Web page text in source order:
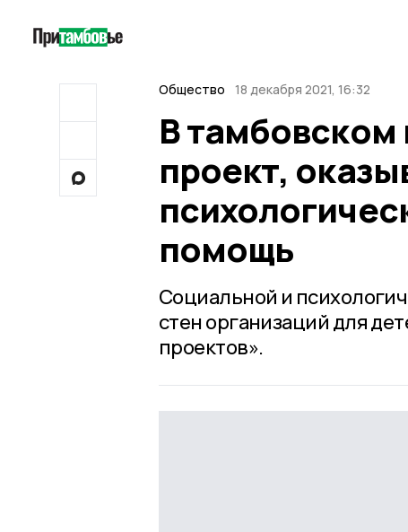
Общество 18 декабря 2021, 16:32
В тамбовском
проект,
помощь
Социальной и
стен организаций для
проектов».